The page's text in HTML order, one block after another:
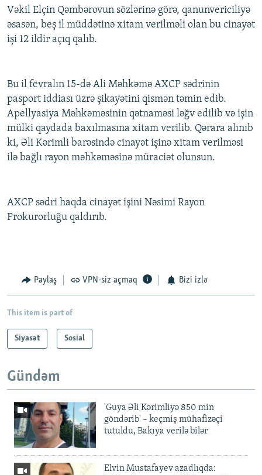
Vəkil Elçin Qəmbərovun sözlərinə görə, qanunvericiliyə
əsasən, beş il müddətinə xitam verilməli olan bu cinayət
işi 12 ildir açıq qalıb.
Bu il fevralın 15-də Ali Məhkəmə AXCP sədrinin
pasport iddiası üzrə şikayətini qismən təmin edib.
Apellyasiya Məhkəməsinin qətnaməsi ləğv edilib və işin
mülki qaydada baxılmasına xitam verilib. Qərara alınıb
ki, Əli Kərimli barəsində cinayət işinə xitam verilməsi
ilə bağlı rayon məhkəməsinə müraciət olunsun.
AXCP sədri haqda cinayət işini Nəsimi Rayon
Prokurorluğu qaldırıb.
Paylaş VPN-siz açmaq Bizi izlə
This item is part of
Siyasət Sosial
Gündəm
'Guya Əli Kərimliyə 850 min
göndərib' – keçmiş mühafizəçi
tutuldu, Bakıya verilə bilər
Elvin Mustafayev azadlıqda: